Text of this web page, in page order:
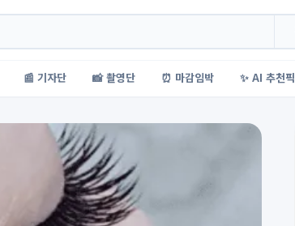
📰 기자단 📸 촬영단 ⏰ 마감임박 ✨ AI 추천픽